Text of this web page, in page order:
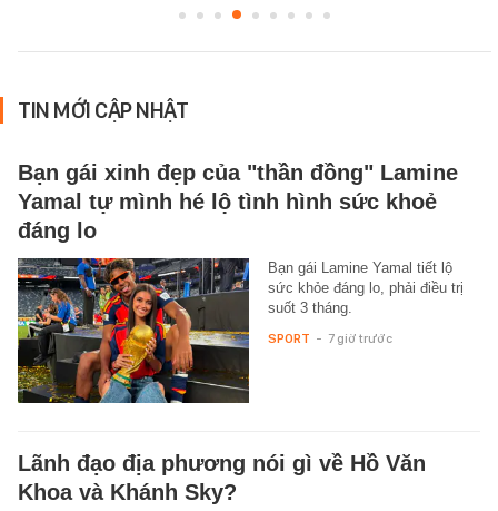
TIN MỚI CẬP NHẬT
Bạn gái xinh đẹp của "thần đồng" Lamine
Yamal tự mình hé lộ tình hình sức khoẻ
đáng lo
Bạn gái Lamine Yamal tiết lộ
sức khỏe đáng lo, phải điều trị
suốt 3 tháng.
SPORT - 7 giờ trước
Lãnh đạo địa phương nói gì về Hồ Văn
Khoa và Khánh Sky?